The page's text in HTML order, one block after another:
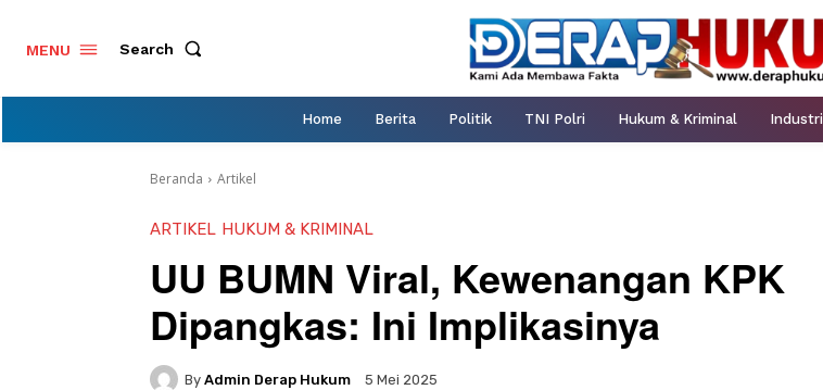
MENU Search
Home Berita Politik TNI Polri Hukum & Kriminal Industri
Beranda Artikel
ARTIKEL HUKUM & KRIMINAL
UU BUMN Viral, Kewenangan KPK
Dipangkas: Ini Implikasinya
By Admin Derap Hukum 5 Mei 2025